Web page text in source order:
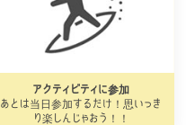
アクティビティに参加
あとは当日参加するだけ！思いっき
り楽しんじゃおう！！